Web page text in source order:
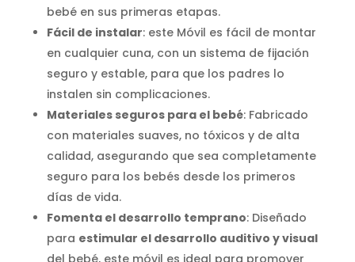
bebé en sus primeras etapas.
Fácil de instalar: este Móvil es fácil de montar
en cualquier cuna, con un sistema de fijación
seguro y estable, para que los padres lo
instalen sin complicaciones.
Materiales seguros para el bebé: Fabricado
con materiales suaves, no tóxicos y de alta
calidad, asegurando que sea completamente
seguro para los bebés desde los primeros
días de vida.
Fomenta el desarrollo temprano: Diseñado
para estimular el desarrollo auditivo y visual
del bebé, este móvil es ideal para promover